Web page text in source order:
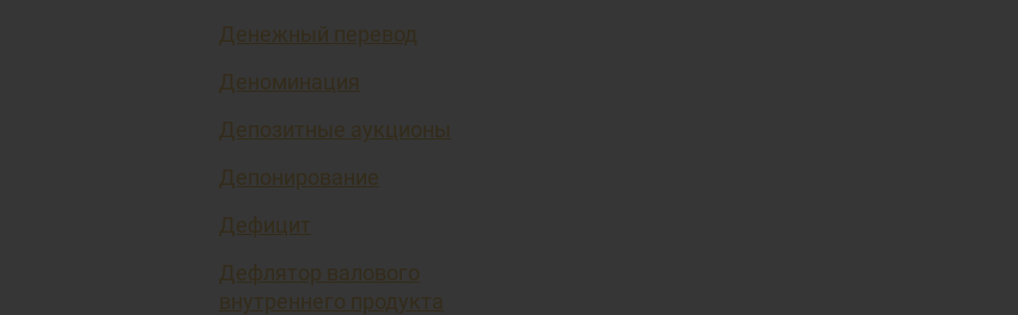
Денежный перевод
Деноминация
Депозитные аукционы
Депонирование
Дефицит
Дефлятор валового
внутреннего продукта